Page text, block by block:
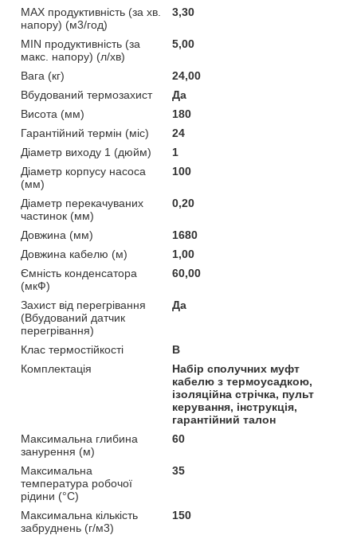
MAX продуктивність (за хв.
напору) (м3/год)
3,30
MIN продуктивність (за
макс. напору) (л/хв)
5,00
Вага (кг)
24,00
Вбудований термозахист
Да
Висота (мм)
180
Гарантійний термін (міс)
24
Діаметр виходу 1 (дюйм)
1
Діаметр корпусу насоса
(мм)
100
Діаметр перекачуваних
частинок (мм)
0,20
Довжина (мм)
1680
Довжина кабелю (м)
1,00
Ємність конденсатора
(мкФ)
60,00
Захист від перегрівання
(Вбудований датчик
перегрівання)
Да
Клас термостійкості
B
Комплектація
Набір сполучних муфт
кабелю з термоусадкою,
ізоляційна стрічка, пульт
керування, інструкція,
гарантійний талон
Максимальна глибина
занурення (м)
60
Максимальна
температура робочої
рідини (°C)
35
Максимальна кількість
забруднень (г/м3)
150